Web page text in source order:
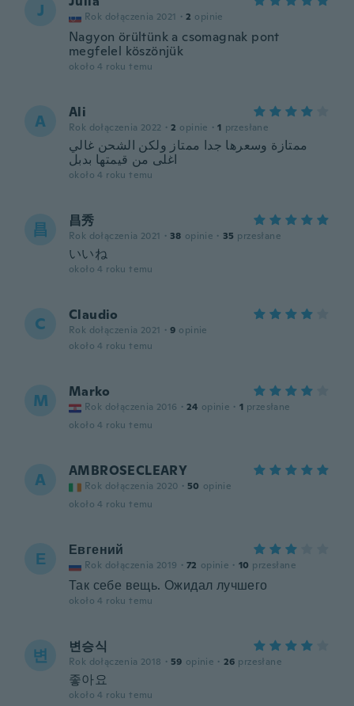
J Rok dołączenia 2021 · 2 opinie
Nagyon örültünk a csomagnak pont
megfelel köszönjük
około 4 roku temu
A Ali
Rok dołączenia 2022 · 2 opinie · 1 przesłane
ممتازة وسعرها جدا ممتاز ولكن الشحن غالي
اغلى من قيمتها بدبل
około 4 roku temu
昌 昌秀
Rok dołączenia 2021 · 38 opinie · 35 przesłane
いいね
około 4 roku temu
C Claudio
Rok dołączenia 2021 · 9 opinie
około 4 roku temu
M Marko
Rok dołączenia 2016 · 24 opinie · 1 przesłane
około 4 roku temu
A AMBROSECLEARY
Rok dołączenia 2020 · 50 opinie
około 4 roku temu
Е Евгений
Rok dołączenia 2019 · 72 opinie · 10 przesłane
Так себе вещь. Ожидал лучшего
około 4 roku temu
변 변승식
Rok dołączenia 2018 · 59 opinie · 26 przesłane
좋아요
około 4 roku temu